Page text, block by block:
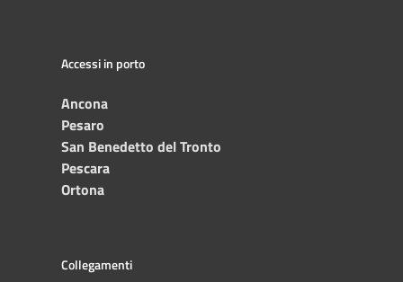
Accessi in porto
Ancona
Pesaro
San Benedetto del Tronto
Pescara
Ortona
Collegamenti